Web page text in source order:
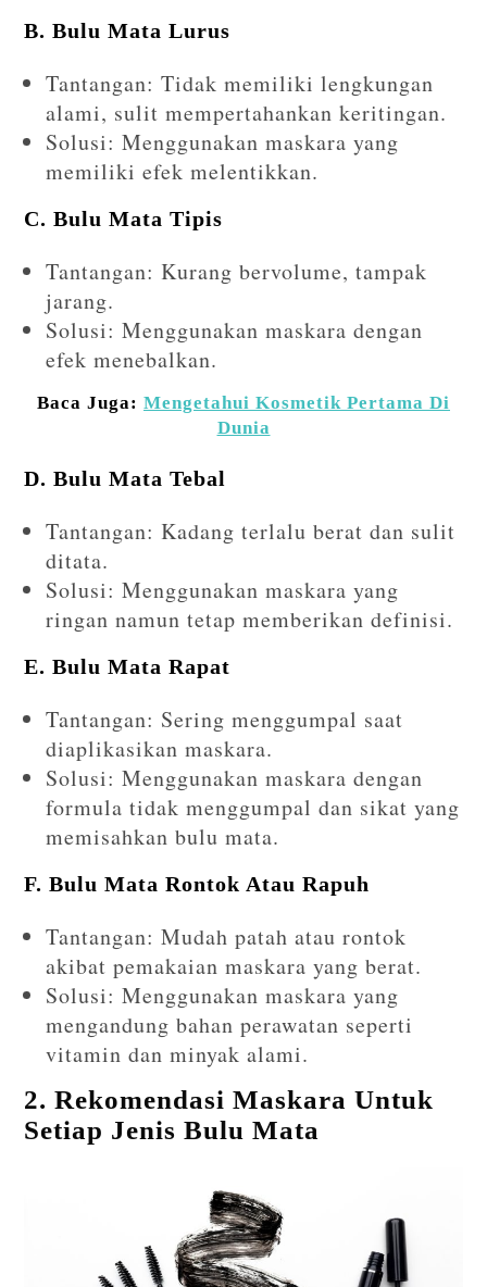
B. Bulu Mata Lurus
Tantangan: Tidak memiliki lengkungan
alami, sulit mempertahankan keritingan.
Solusi: Menggunakan maskara yang
memiliki efek melentikkan.
C. Bulu Mata Tipis
Tantangan: Kurang bervolume, tampak
jarang.
Solusi: Menggunakan maskara dengan
efek menebalkan.
Baca Juga: Mengetahui Kosmetik Pertama Di
Dunia
D. Bulu Mata Tebal
Tantangan: Kadang terlalu berat dan sulit
ditata.
Solusi: Menggunakan maskara yang
ringan namun tetap memberikan definisi.
E. Bulu Mata Rapat
Tantangan: Sering menggumpal saat
diaplikasikan maskara.
Solusi: Menggunakan maskara dengan
formula tidak menggumpal dan sikat yang
memisahkan bulu mata.
F. Bulu Mata Rontok Atau Rapuh
Tantangan: Mudah patah atau rontok
akibat pemakaian maskara yang berat.
Solusi: Menggunakan maskara yang
mengandung bahan perawatan seperti
vitamin dan minyak alami.
2. Rekomendasi Maskara Untuk
Setiap Jenis Bulu Mata